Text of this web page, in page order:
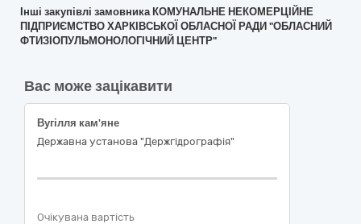
Інші закупівлі замовника КОМУНАЛЬНЕ НЕКОМЕРЦІЙНЕ
ПІДПРИЄМСТВО ХАРКІВСЬКОЇ ОБЛАСНОЇ РАДИ "ОБЛАСНИЙ
ФТИЗІОПУЛЬМОНОЛОГІЧНИЙ ЦЕНТР"
Вас може зацікавити
Вугілля кам'яне
Державна установа "Держгідрографія"
Очікувана вартість